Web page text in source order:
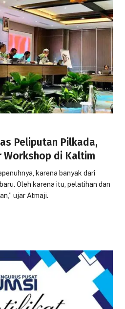
Peliputan Pilkada,
Workshop di Kaltim
karena banyak dari
Oleh karena itu, pelatihan dan
ujar Atmaji.